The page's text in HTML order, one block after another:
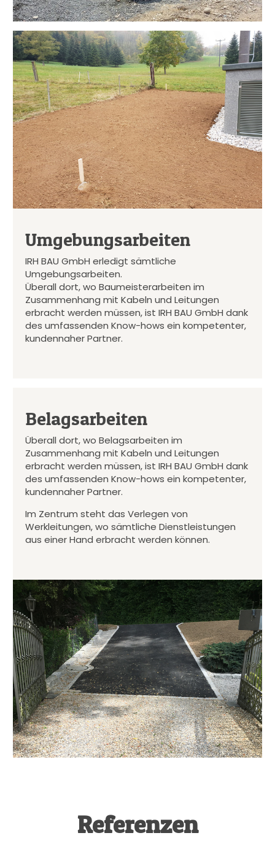
Umgebungsarbeiten
IRH BAU GmbH erledigt sämtliche
Umgebungsarbeiten.
Überall dort, wo Baumeisterarbeiten im
Zusammenhang mit Kabeln und Leitungen
erbracht werden müssen, ist IRH BAU GmbH dank
des umfassenden Know-hows ein kompetenter,
kundennaher Partner.
Belagsarbeiten
Überall dort, wo Belagsarbeiten im
Zusammenhang mit Kabeln und Leitungen
erbracht werden müssen, ist IRH BAU GmbH dank
des umfassenden Know-hows ein kompetenter,
kundennaher Partner.
Im Zentrum steht das Verlegen von
Werkleitungen, wo sämtliche Dienstleistungen
aus einer Hand erbracht werden können.
Referenzen